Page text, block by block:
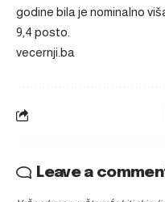
godine bila je nominalno
9,4 posto.
vecernji.ba
Leave a